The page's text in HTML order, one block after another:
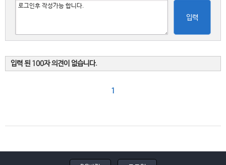
입력
입력 된 100자 의견이 없습니다.
1